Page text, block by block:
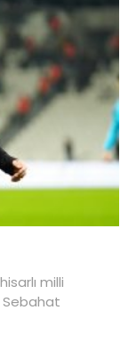
milli
Sebahat